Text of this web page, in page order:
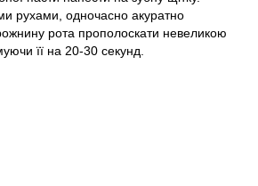
рухами, одночасно акуратно
рота прополоскати невеликою
її на 20-30 секунд.